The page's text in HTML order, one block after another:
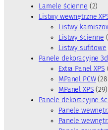
Lamele ścienne 22
p
r
o
d
u
k
t
y
Listwy wewnętrzne
Listwy
Listwy ścienne
Listwy sufitowe
Panele dekoracyjne 3d
Extra Panel XPS
MPanel PCW 28
8
MPanel XPS 292
9
p
r
Panele dekoracyjne
Panele
Panele